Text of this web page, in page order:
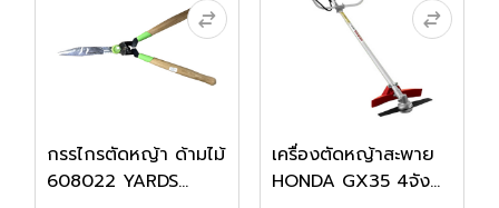
กรรไกรตัดหญ้า ด้ามไม้
608022 YARDS...
เครื่องตัดหญ้าสะพาย
HONDA GX35 4จัง...